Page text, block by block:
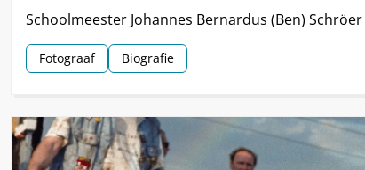
Schoolmeester Johannes Bernardus (Ben)
Fotograaf Biografie